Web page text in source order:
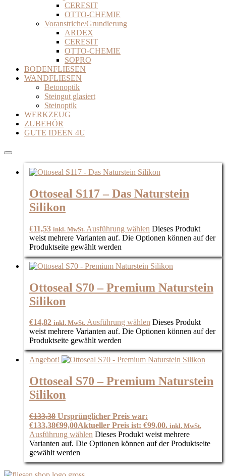
CERESIT
OTTO-CHEMIE
Voranstriche/Grundierung
ARDEX
CERESIT
OTTO-CHEMIE
SOPRO
BODENFLIESEN
WANDFLIESEN
Betonoptik
Steingut glasiert
Steinoptik
WERKZEUG
ZUBEHÖR
GUTE IDEEN 4U
Ottoseal S117 – Das Naturstein
Silikon
€11,53 inkl. MwSt. Ausführung wählen Dieses Produkt
weist mehrere Varianten auf. Die Optionen können auf der
Produktseite gewählt werden
Ottoseal S70 – Premium Naturstein
Silikon
€14,82 inkl. MwSt. Ausführung wählen Dieses Produkt
weist mehrere Varianten auf. Die Optionen können auf der
Produktseite gewählt werden
Angebot!
Ottoseal S70 – Premium Naturstein
Silikon
€133,38 Ursprünglicher Preis war:
€133,38€99,00Aktueller Preis ist: €99,00. inkl. MwSt.
Ausführung wählen Dieses Produkt weist mehrere
Varianten auf. Die Optionen können auf der Produktseite
gewählt werden